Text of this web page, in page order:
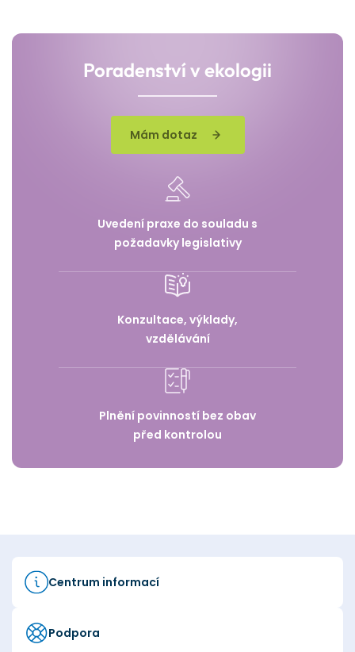
Poradenství v ekologii
Mám dotaz
Uvedení praxe do souladu s
požadavky legislativy
Konzultace, výklady,
vzdělávání
Plnění povinností bez obav
před kontrolou
Centrum informací
Podpora